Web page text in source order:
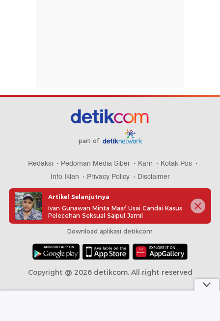
part of
Redaksi Pedoman Media Siber Karir
Kotak Pos
Info Iklan
Privacy Policy Disclaimer
Download aplikasi detikcom
Copyright @ 2026 detikcom, All right reserved
Artikel Selanjutnya
Ivan Gunawan Minta Maaf Usai Candai Kasus
Pelecehan Seksual Saipul Jamil